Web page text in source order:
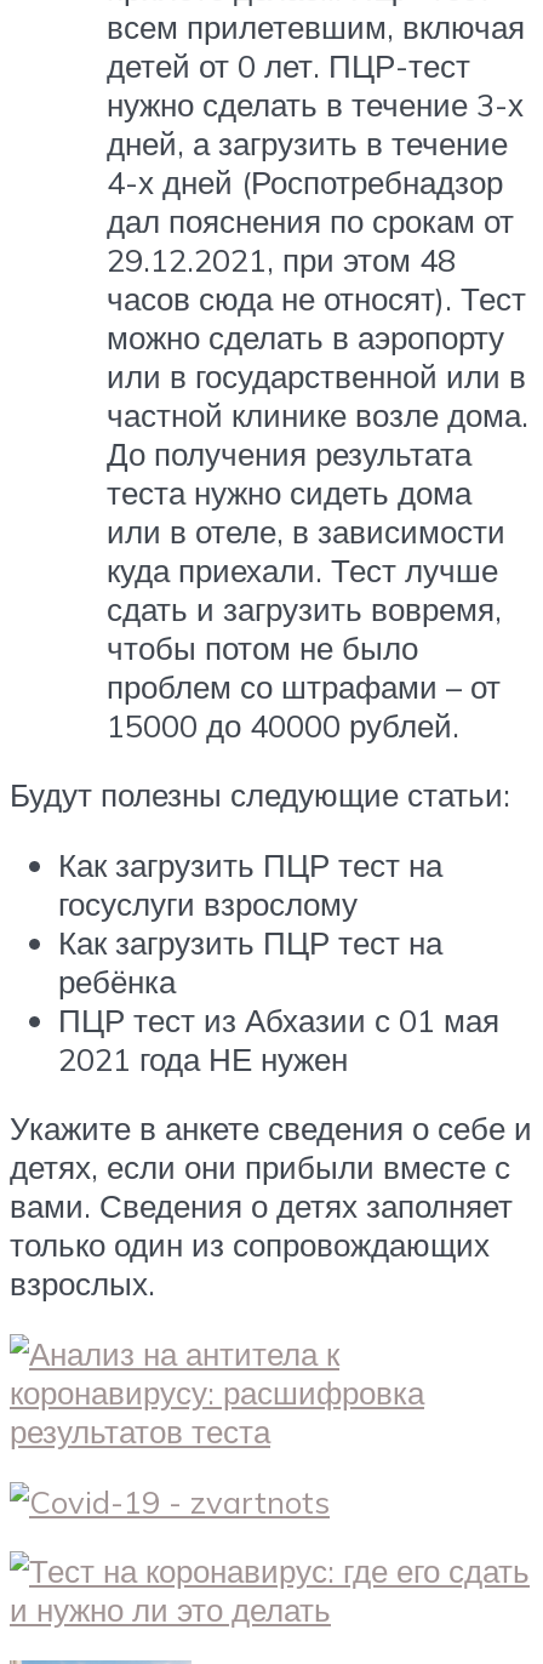
всем прилетевшим, включая
детей от 0 лет. ПЦР-тест
нужно сделать в течение 3-х
дней, а загрузить в течение
4-х дней (Роспотребнадзор
дал пояснения по срокам от
29.12.2021, при этом 48
часов сюда не относят). Тест
можно сделать в аэропорту
или в государственной или в
частной клинике возле дома.
До получения результата
теста нужно сидеть дома
или в отеле, в зависимости
куда приехали. Тест лучше
сдать и загрузить вовремя,
чтобы потом не было
проблем со штрафами – от
15000 до 40000 рублей.
Будут полезны следующие статьи:
Как загрузить ПЦР тест на
госуслуги взрослому
Как загрузить ПЦР тест на
ребёнка
ПЦР тест из Абхазии с 01 мая
2021 года НЕ нужен
Укажите в анкете сведения о себе и
детях, если они прибыли вместе с
вами. Сведения о детях заполняет
только один из сопровождающих
взрослых.